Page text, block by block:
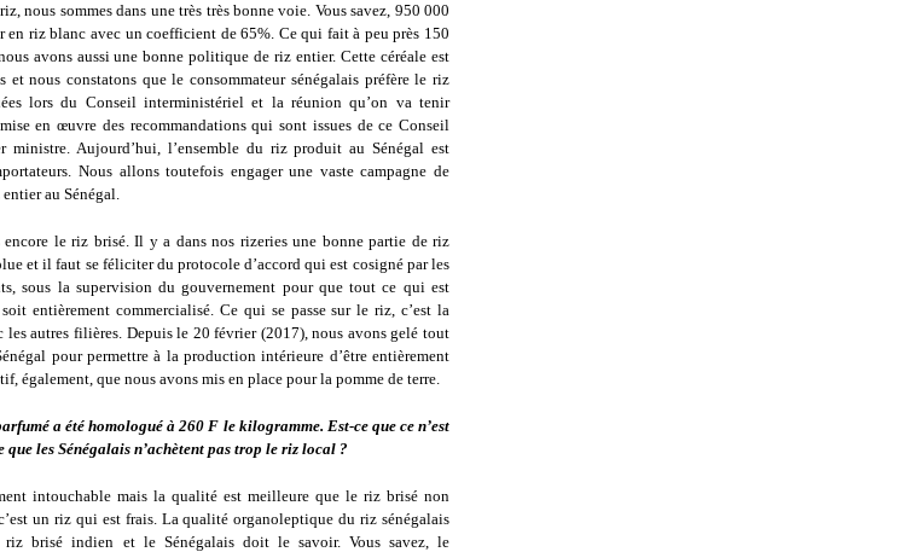
nous sommes dans une très très bonne voie. Vous savez, 950 000
riz blanc avec un coefficient de 65%. Ce qui fait à peu près 150
avons aussi une bonne politique de riz entier. Cette céréale est
nous constatons que le consommateur sénégalais préfère le riz
lors du Conseil interministériel et la réunion qu’on va tenir
en œuvre des recommandations qui sont issues de ce Conseil
ministre. Aujourd’hui, l’ensemble du riz produit au Sénégal est
Nous allons toutefois engager une vaste campagne de
au Sénégal.
le riz brisé. Il y a dans nos rizeries une bonne partie de riz
et il faut se féliciter du protocole d’accord qui est cosigné par les
sous la supervision du gouvernement pour que tout ce qui est
entièrement commercialisé. Ce qui se passe sur le riz, c’est la
les autres filières. Depuis le 20 février (2017), nous avons gelé tout
pour permettre à la production intérieure d’être entièrement
également, que nous avons mis en place pour la pomme de terre.
a été homologué à 260 F le kilogramme. Est-ce que ce n’est
les Sénégalais n’achètent pas trop le riz local ?
intouchable mais la qualité est meilleure que le riz brisé non
un riz qui est frais. La qualité organoleptique du riz sénégalais
riz brisé indien et le Sénégalais doit le savoir. Vous savez, le